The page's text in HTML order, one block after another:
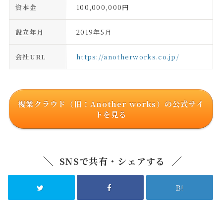
資本金 100,000,000円
設立年月 2019年5月
会社URL https://anotherworks.co.jp/
複業クラウド（旧：Another works）の公式サイ
トを見る
SNSで共有・シェアする
B!